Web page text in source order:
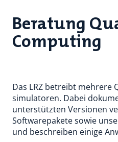
Beratung
Computing
Das LRZ betreibt mehrere
simulatoren. Dabei
unterstützten Versionen
Softwarepakete sowie
und beschreiben einige